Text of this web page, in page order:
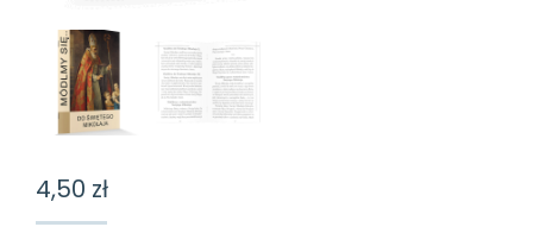
4,50 zł